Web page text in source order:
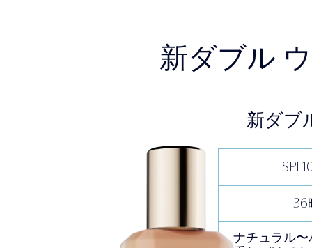
新ダブル
新ダブ
36
ナチュラル〜